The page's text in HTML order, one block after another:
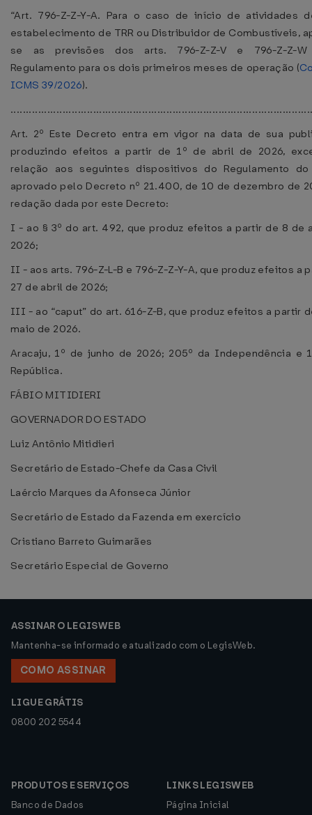
“Art. 796-Z-Z-Y-A. Para o caso de início de atividades
estabelecimento de TRR ou Distribuidor de Combustíveis,
se as previsões dos arts. 796-Z-Z-V e 796-Z-Z-
Regulamento para os dois primeiros meses de operação (
ICMS 39/2026).
Art. 2º Este Decreto entra em vigor na data de sua
produzindo efeitos a partir de 1º de abril de 2026,
relação aos seguintes dispositivos do Regulamento do
aprovado pelo Decreto nº 21.400, de 10 de dezembro de
redação dada por este Decreto:
I - ao § 3º do art. 492, que produz efeitos a partir de 8 de
2026;
II - aos arts. 796-Z-L-B e 796-Z-Z-Y-A, que produz efeitos a
27 de abril de 2026;
III - ao “caput” do art. 616-Z-B, que produz efeitos a partir
maio de 2026.
Aracaju, 1º de junho de 2026; 205º da Independência e
República.
FÁBIO MITIDIERI
GOVERNADOR DO ESTADO
Luiz Antônio Mitidieri
Secretário de Estado-Chefe da Casa Civil
Laércio Marques da Afonseca Júnior
Secretário de Estado da Fazenda em exercício
Cristiano Barreto Guimarães
Secretário Especial de Governo
ASSINAR O LEGISWEB
Mantenha-se informado e atualizado com o LegisWeb.
COMO ASSINAR
LIGUE GRÁTIS
0800 202 5544
PRODUTOS E SERVIÇOS
Banco de Dados
LINKS LEGISWEB
Página Inicial